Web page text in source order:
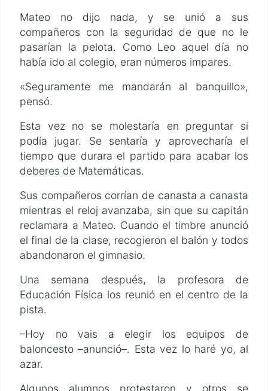
Mateo no dijo nada, y se unió a sus
compañeros con la seguridad de que no le
pasarían la pelota. Como Leo aquel día no
había ido al colegio, eran números impares.
«Seguramente me mandarán al banquillo»,
pensó.
Esta vez no se molestaría en preguntar si
podía jugar. Se sentaría y aprovecharía el
tiempo que durara el partido para acabar los
deberes de Matemáticas.
Sus compañeros corrían de canasta a canasta
mientras el reloj avanzaba, sin que su capitán
reclamara a Mateo. Cuando el timbre anunció
el final de la clase, recogieron el balón y todos
abandonaron el gimnasio.
Una semana después, la profesora de
Educación Física los reunió en el centro de la
pista.
–Hoy no vais a elegir los equipos de
baloncesto –anunció–. Esta vez lo haré yo, al
azar.
Algunos alumnos protestaron y otros se